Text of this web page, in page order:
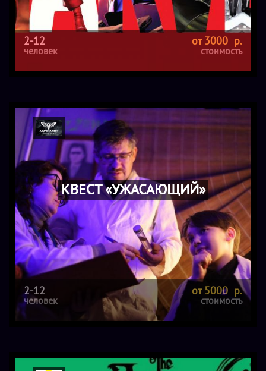
2-12
человек
от 3000 р.
стоимость
КВЕСТ «УЖАСАЮЩИЙ»
2-12
человек
от 5000 р.
стоимость